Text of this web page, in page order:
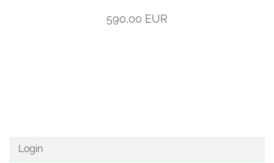
590,00 EUR
Login